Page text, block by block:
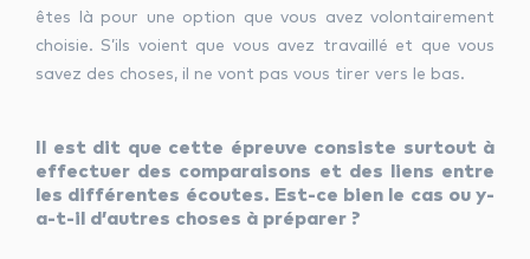
êtes là pour une option que vous avez volontairement
choisie. S’ils voient que vous avez travaillé et que vous
savez des choses, il ne vont pas vous tirer vers le bas.
Il est dit que cette épreuve consiste surtout à
effectuer des comparaisons et des liens entre
les différentes écoutes. Est-ce bien le cas ou y-
a-t-il d’autres choses à préparer ?